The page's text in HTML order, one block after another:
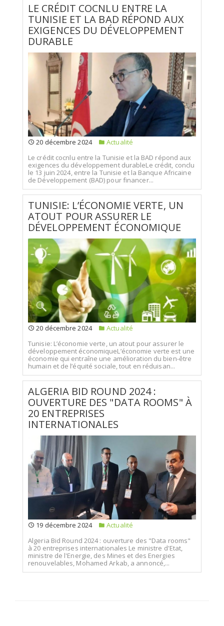
LE CRÉDIT COCNLU ENTRE LA
TUNISIE ET LA BAD RÉPOND AUX
EXIGENCES DU DÉVELOPPEMENT
DURABLE
20 décembre 2024
Actualité
Le crédit cocnlu entre la Tunisie et la BAD répond aux
exigences du développement durableLe crédit, conclu
le 13 juin 2024, entre la Tunisie et la Banque Africaine
de Développement (BAD) pour financer...
TUNISIE: L’ÉCONOMIE VERTE, UN
ATOUT POUR ASSURER LE
DÉVELOPPEMENT ÉCONOMIQUE
20 décembre 2024
Actualité
Tunisie: L’économie verte, un atout pour assurer le
développement économiqueL’économie verte est une
économie qui entraîne une amélioration du bien-être
humain et de l’équité sociale, tout en réduisan...
ALGERIA BID ROUND 2024 :
OUVERTURE DES "DATA ROOMS" À
20 ENTREPRISES
INTERNATIONALES
19 décembre 2024
Actualité
Algeria Bid Round 2024 : ouverture des "Data rooms"
à 20 entreprises internationales Le ministre d'Etat,
ministre de l'Energie, des Mines et des Energies
renouvelables, Mohamed Arkab, a annoncé,...